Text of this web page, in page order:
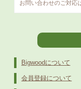
お問い合わせのご対応
Bigwoodについて
会員登録について